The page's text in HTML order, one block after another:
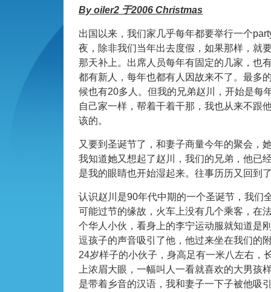
By oiler2 于2006 Christmas
出国以来，我们家几乎每年都要举行一个
夜，除非我们当年出去度假，如果那样，就
那天补上。出席人员每年有固定的几家，也
都有新人，每年也都有人因故来不了。最多
候也有20多人。但我的兄弟赵川，开始是每
自己家一样，帮着干着干那，我也从来不跟
该的。
又要到圣诞节了，和妻子商量今年的聚会，
我知道她又想起了赵川，我们的兄弟，他已
是我的眼睛也开始湿起来。往事历历又回到
认识赵川是90年代中期的一个圣诞节，我们
可能过节的缘故，火车上没有几个乘客，在
个华人小伙，看身上的李宁运动服就知道是
逗孩子的声音吸引了他，他过来坐在我们的
24岁样子的小伙子，身高足有一米八左右，
上浓眉大眼，一幅叫人一看就喜欢的大男孩
是带着乡音的汉语，我和妻子一下子被他吸